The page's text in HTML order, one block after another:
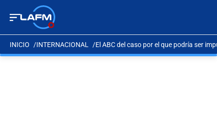
INICIO INTERNACIONAL El ABC del caso por el que podría ser